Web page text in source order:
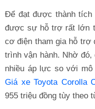
Để đạt được thành tích
được sự hỗ trợ rất lớn
cơ điện tham gia hỗ trợ
trình vận hành. Nhờ
nhiều áp lực so với mô
Giá xe Toyota Corolla
955 triệu đồng tùy theo